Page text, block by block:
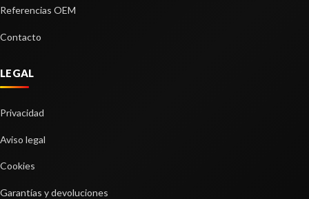
DERECHO
Referencias OEM
Contacto
LEGAL
Privacidad
Aviso legal
Cookies
Garantías y devoluciones